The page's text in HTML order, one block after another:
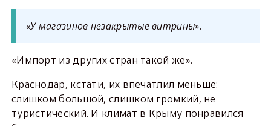
«У магазинов незакрытые витрины».
«Импорт из других стран такой же».
Краснодар, кстати, их впечатлил меньше:
слишком большой, слишком громкий, не
туристический. И климат в Крыму понравился